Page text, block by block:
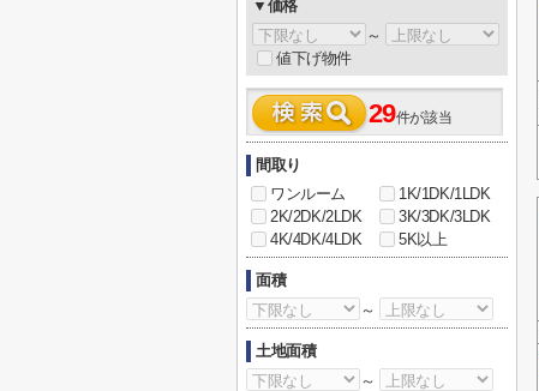
▼価格
～
値下げ物件
29件が該当
間取り
ワンルーム
1K/1DK/1LDK
2K/2DK/2LDK
3K/3DK/3LDK
4K/4DK/4LDK
5K以上
面積
～
土地面積
～